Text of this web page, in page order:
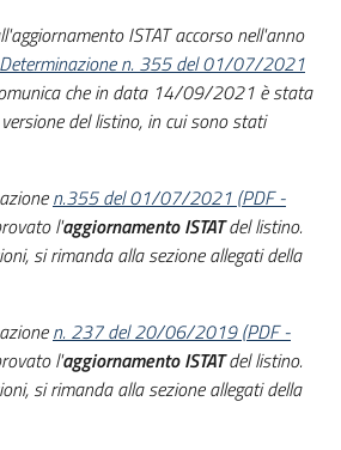
ISTAT accorso nell'anno
Determinazione n. 355 del 01/07/2021
che in data 14/09/2021 è stata
del listino, in cui sono stati
n.355 del 01/07/2021 (PDF-
l'aggiornamento ISTATdel listino.
si rimanda alla sezione allegati della
n. 237 del 20/06/2019(PDF-
l'aggiornamento ISTATdel listino.
si rimanda alla sezione allegati della